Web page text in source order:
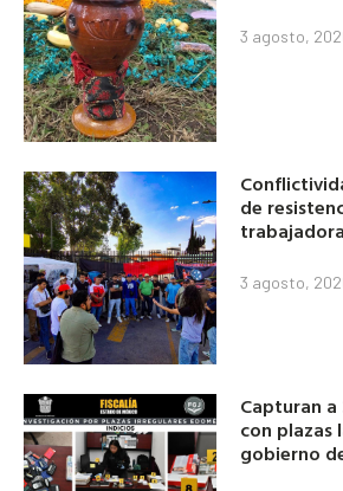
3 agosto,
de
trabajadora
3 agosto,
Capturan
con plazas
gobierno